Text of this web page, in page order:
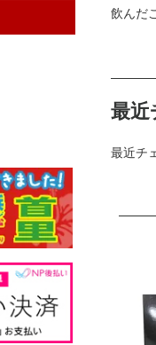
飲んだ
最近
最近チ